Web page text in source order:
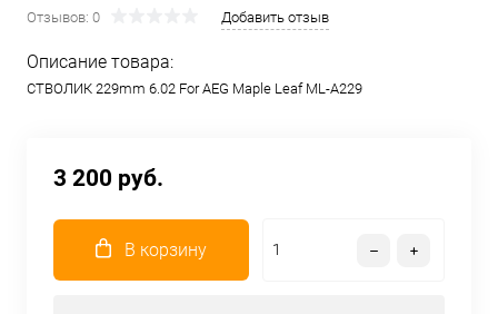
Отзывов: 0 Добавить отзыв
Описание товара:
СТВОЛИК 229mm 6.02 For AEG Maple Leaf ML-A229
3 200 руб.
В корзину